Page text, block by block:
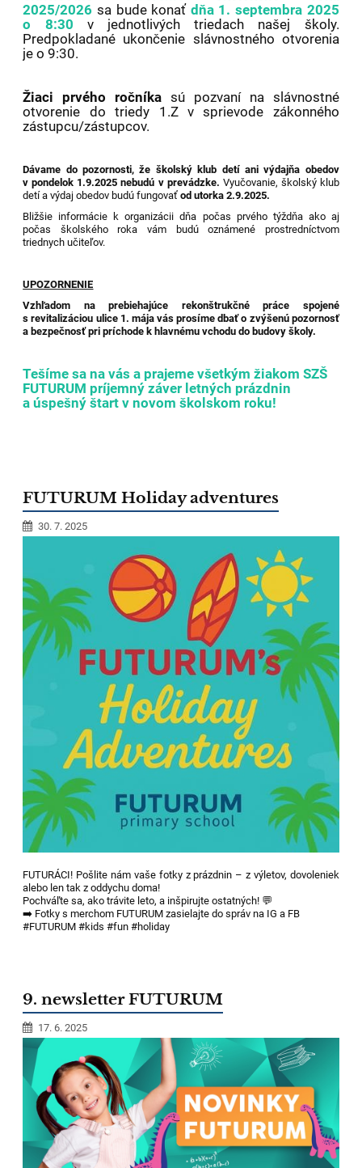
2025/2026 sa bude konať dňa 1. septembra 2025
o 8:30 v jednotlivých triedach našej školy.
Predpokladané ukončenie slávnostného otvorenia
je o 9:30.
Žiaci prvého ročníka sú pozvaní na slávnostné
otvorenie do triedy 1.Z v sprievode zákonného
zástupcu/zástupcov.
Dávame do pozornosti, že školský klub detí ani výdajňa obedov
v pondelok 1.9.2025 nebudú v prevádzke. Vyučovanie, školský klub
detí a výdaj obedov budú fungovať od utorka 2.9.2025.
Bližšie informácie k organizácii dňa počas prvého týždňa ako aj
počas školského roka vám budú oznámené prostredníctvom
triednych učiteľov.
UPOZORNENIE
Vzhľadom na prebiehajúce rekonštrukčné práce spojené
s revitalizáciou ulice 1. mája vás prosíme dbať o zvýšenú pozornosť
a bezpečnosť pri príchode k hlavnému vchodu do budovy školy.
Tešíme sa na vás a prajeme všetkým žiakom SZŠ
FUTURUM príjemný záver letných prázdnin
a úspešný štart v novom školskom roku!
FUTURUM Holiday adventures
30. 7. 2025
FUTURÁCI! Pošlite nám vaše fotky z prázdnin – z výletov, dovoleniek
alebo len tak z oddychu doma!
Pochváľte sa, ako trávite leto, a inšpirujte ostatných! 💬
➡️ Fotky s merchom FUTURUM zasielajte do správ na IG a FB
#FUTURUM #kids #fun #holiday
9. newsletter FUTURUM
17. 6. 2025